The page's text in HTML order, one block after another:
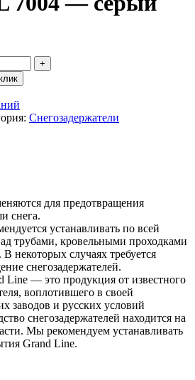
Снегозадержатели
для предотвращения
снега.
устанавливать по всей
трубами, кровельными проходками
некоторых случаях требуется
снегозадержателей.
Line — это продукция от известного
воплотившего в своей
заводов и русских условий
снегозадержателей находится на
Мы рекомендуем устанавливать
Grand Line.